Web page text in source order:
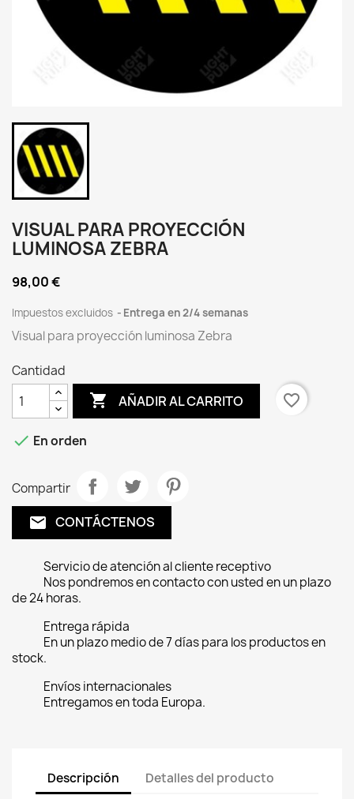
VISUAL PARA PROYECCIÓN
LUMINOSA ZEBRA
98,00 €
Impuestos excluidos Entrega en 2/4 semanas
Visual para proyección luminosa Zebra
Cantidad
 AÑADIR AL CARRITO favorite_border
 En orden
Compartir
email CONTÁCTENOS
Servicio de atención al cliente receptivo
Nos pondremos en contacto con usted en un plazo
de 24 horas.
Entrega rápida
En un plazo medio de 7 días para los productos en
stock.
Envíos internacionales
Entregamos en toda Europa.
Descripción Detalles del producto